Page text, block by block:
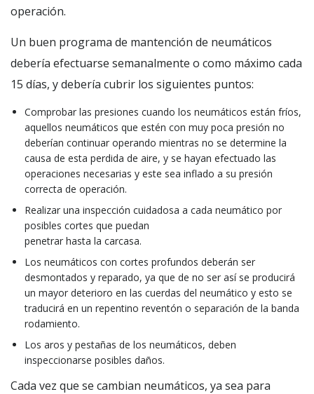
operación.
Un buen programa de mantención de neumáticos
debería efectuarse semanalmente o como máximo cada
15 días, y debería cubrir los siguientes puntos:
Comprobar las presiones cuando los neumáticos están fríos,
aquellos neumáticos que estén con muy poca presión no
deberían continuar operando mientras no se determine la
causa de esta perdida de aire, y se hayan efectuado las
operaciones necesarias y este sea inflado a su presión
correcta de operación.
Realizar una inspección cuidadosa a cada neumático por
posibles cortes que puedan
penetrar hasta la carcasa.
Los neumáticos con cortes profundos deberán ser
desmontados y reparado, ya que de no ser así se producirá
un mayor deterioro en las cuerdas del neumático y esto se
traducirá en un repentino reventón o separación de la banda
rodamiento.
Los aros y pestañas de los neumáticos, deben
inspeccionarse posibles daños.
Cada vez que se cambian neumáticos, ya sea para